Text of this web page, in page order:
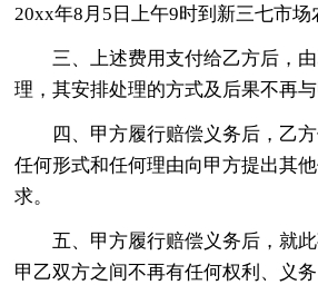
20xx年8月5日上午9时到新三七市场
三、上述费用支付给乙方后，
理，其安排处理的方式及后果不再与
四、甲方履行赔偿义务后，乙
任何形式和任何理由向甲方提出其
求。
五、甲方履行赔偿义务后，就
甲乙双方之间不再有任何权利、义